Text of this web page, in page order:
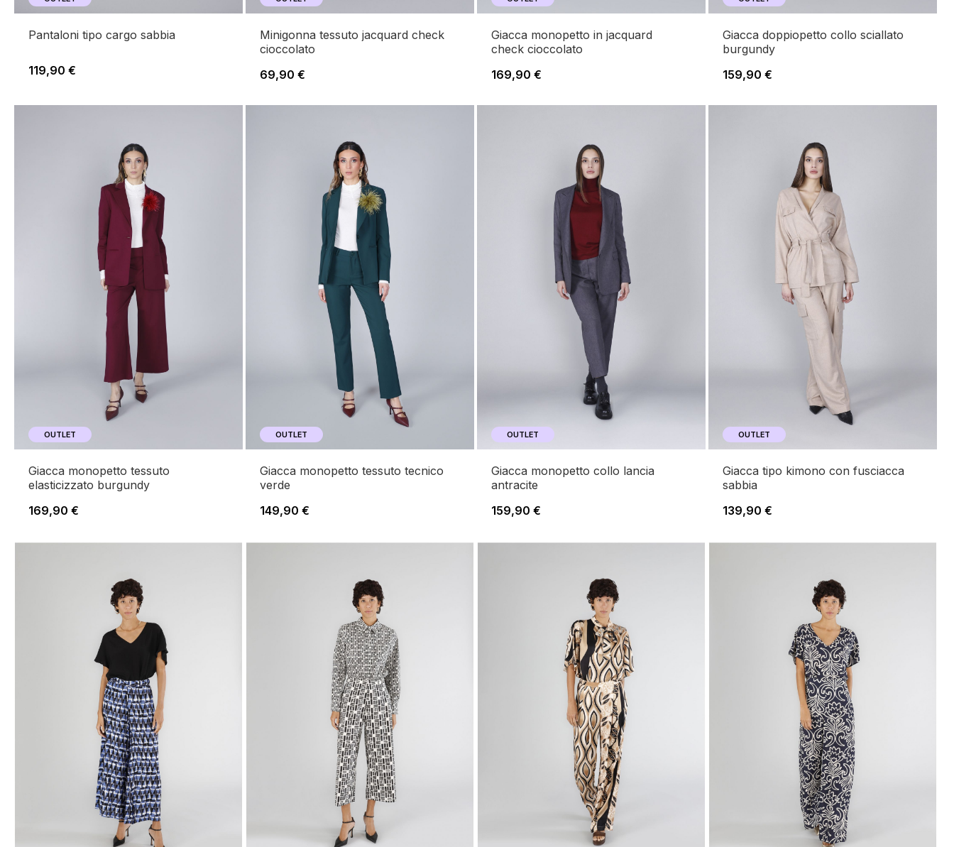
pantaloni tipo cargo sabbia
119,90 €
minigonna tessuto jacquard check
cioccolato
69,90 €
giacca monopetto in jacquard
check cioccolato
169,90 €
giacca doppiopetto collo sciallato
burgundy
159,90 €
OUTLET
giacca monopetto tessuto
elasticizzato burgundy
169,90 €
OUTLET
giacca monopetto tessuto tecnico
verde
149,90 €
OUTLET
giacca monopetto collo lancia
antracite
159,90 €
OUTLET
giacca tipo kimono con fusciacca
sabbia
139,90 €